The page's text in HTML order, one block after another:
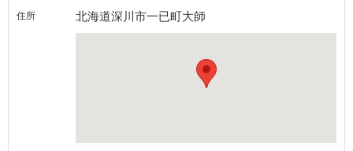
住所 北海道深川市一已町大師